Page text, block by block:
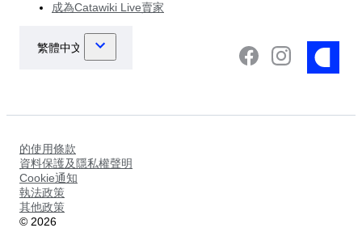
成為Catawiki Live賣家
的使用條款
資料保護及隱私權聲明
Cookie通知
執法政策
其他政策
© 2026